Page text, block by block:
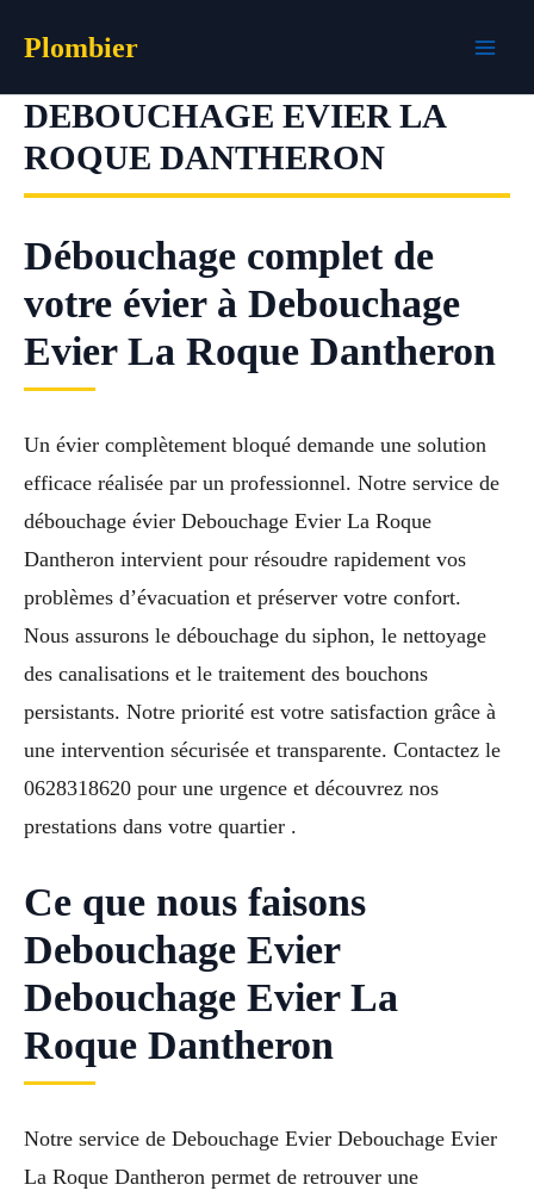
Plombier
DEBOUCHAGE EVIER LA
ROQUE DANTHERON
Débouchage complet de
votre évier à Debouchage
Evier La Roque Dantheron
Un évier complètement bloqué demande une solution
efficace réalisée par un professionnel. Notre service de
débouchage évier Debouchage Evier La Roque
Dantheron intervient pour résoudre rapidement vos
problèmes d’évacuation et préserver votre confort.
Nous assurons le débouchage du siphon, le nettoyage
des canalisations et le traitement des bouchons
persistants. Notre priorité est votre satisfaction grâce à
une intervention sécurisée et transparente. Contactez le
0628318620 pour une urgence et découvrez nos
prestations dans votre quartier .
Ce que nous faisons
Debouchage Evier
Debouchage Evier La
Roque Dantheron
Notre service de Debouchage Evier Debouchage Evier
La Roque Dantheron permet de retrouver une